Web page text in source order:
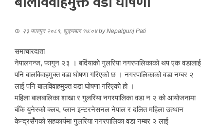
२३ फाल्गुन २०८१, शुक्रबार १७:०४byNepalgunj Pati
समाचारदाता
नेपालगन्ज, फागुन २३ । बर्दियाको गुलरिया नगरपालिकाको थप एक वडालाई
पनि बालविवाहमुक्त वडा घोषणा गरिएको छ । नगरपालिकाको वडा नम्बर २
लाई पनि बालविवाहमुक्त वडा घोषणा गरिएको हो ।
महिला बालबालिका शाखा र गुलरिया नगरपालिका वडा न २ को आयोजनामा
बाँके युनेस्को क्लब, प्लान इन्टरनेसनल नेपाल र दलित महिला उत्थान
केन्द्रसँगको सहकार्यमा गुलरिया नगरपालिका वडा नम्बर २ लाई